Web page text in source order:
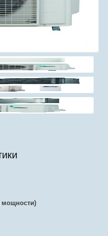
мощности)